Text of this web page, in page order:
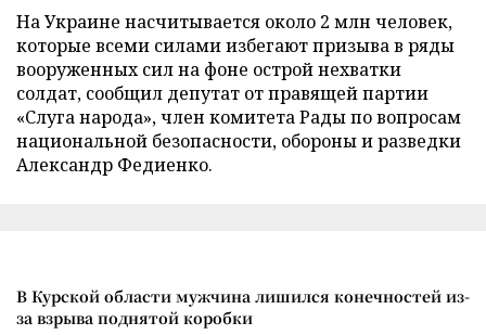
На Украине насчитывается около 2 млн человек,
которые всеми силами избегают призыва в ряды
вооруженных сил на фоне острой нехватки
солдат, сообщил депутат от правящей партии
«Слуга народа», член комитета Рады по вопросам
национальной безопасности, обороны и разведки
Александр Федиенко.
В Курской области мужчина лишился конечностей из-
за взрыва поднятой коробки